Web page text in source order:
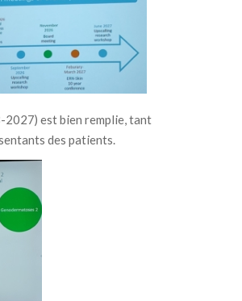
est bien remplie, tant
des patients.